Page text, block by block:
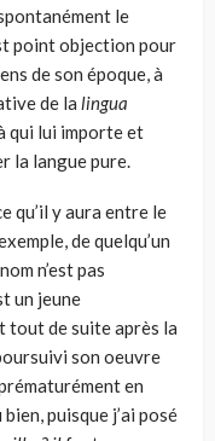
le
point objection pour
de son époque, à
de la lingua
qui lui importe et
la langue pure.
qu’il y aura entre le
de quelqu’un
n’est pas
un jeune
tout de suite après la
son oeuvre
en
puisque j’ai posé